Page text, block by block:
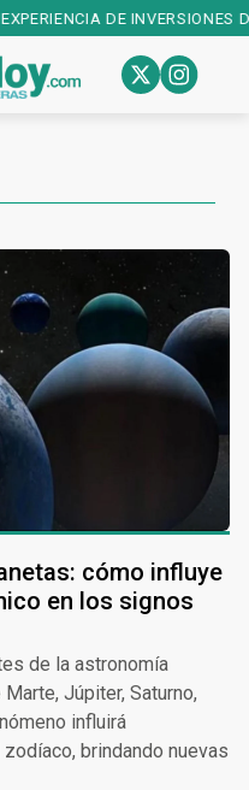
DE INVERSIONES
cómo influye
en los signos
de la astronomía
Júpiter, Saturno,
influirá
brindando nuevas